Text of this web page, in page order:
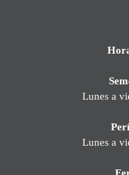
Lunes a
Lunes a